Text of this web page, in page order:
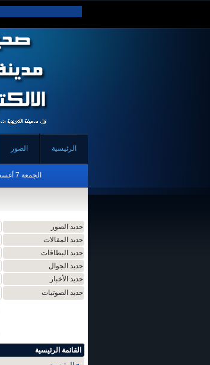
الرئيسية الصور
الجمعة 7 أغسطس 2026
جديد الصور
جديد المقالات
جديد البطاقات
جديد الجوال
جديد الأخبار
جديد الصوتيات
القائمة الرئيسية